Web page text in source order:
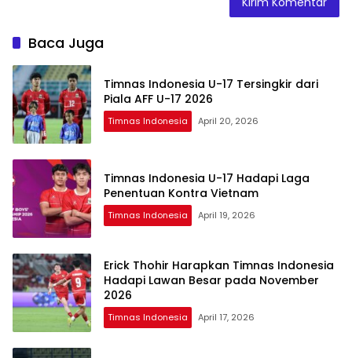
Baca Juga
Timnas Indonesia U-17 Tersingkir dari
Piala AFF U-17 2026
Timnas Indonesia April 20, 2026
Timnas Indonesia U-17 Hadapi Laga
Penentuan Kontra Vietnam
Timnas Indonesia April 19, 2026
Erick Thohir Harapkan Timnas Indonesia
Hadapi Lawan Besar pada November
2026
Timnas Indonesia April 17, 2026